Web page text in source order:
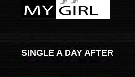
SINGLE A DAY AFTER